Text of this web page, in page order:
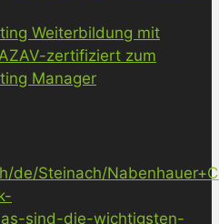
Weiterbildung mit
zertifiziert zum
Manager
de/Steinach/
sind-die-wichtigsten-